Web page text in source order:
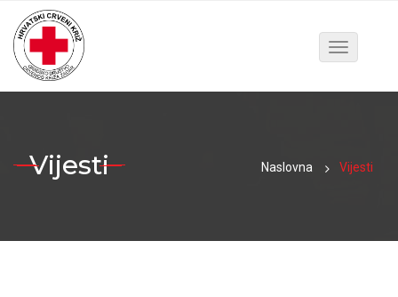
Toggle
Vijesti Naslovna Vijesti